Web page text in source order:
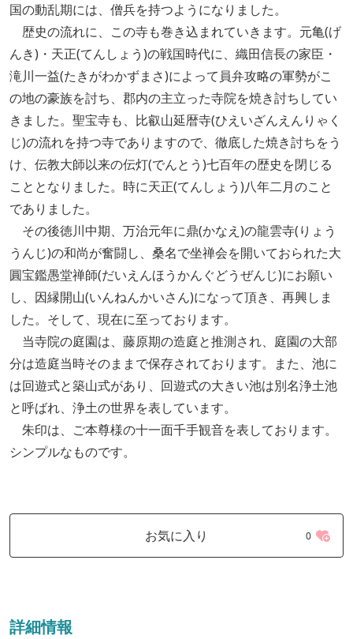
国の動乱期には、僧兵を持つようになりました。
歴史の流れに、この寺も巻き込まれていきます。元亀(げ
んき)・天正(てんしょう)の戦国時代に、織田信長の家臣・
滝川一益(たきがわかずまさ)によって員弁攻略の軍勢がこ
の地の豪族を討ち、郡内の主立った寺院を焼き討ちしてい
きました。聖宝寺も、比叡山延暦寺(ひえいざんえんりゃく
じ)の流れを持つ寺でありますので、徹底した焼き討ちをう
け、伝教大師以来の伝灯(でんとう)七百年の歴史を閉じる
こととなりました。時に天正(てんしょう)八年二月のこと
でありました。
その後徳川中期、万治元年に鼎(かなえ)の龍雲寺(りょう
うんじ)の和尚が奮闘し、桑名で坐禅会を開いておられた大
圓宝鑑愚堂禅師(だいえんほうかんぐどうぜんじ)にお願い
し、因縁開山(いんねんかいさん)になって頂き、再興しま
した。そして、現在に至っております。
当寺院の庭園は、藤原期の造庭と推測され、庭園の大部
分は造庭当時そのままで保存されております。また、池に
は回遊式と築山式があり、回遊式の大きい池は別名浄土池
と呼ばれ、浄土の世界を表しています。
朱印は、ご本尊様の十一面千手観音を表しております。
シンプルなものです。
お気に入り 0
詳細情報